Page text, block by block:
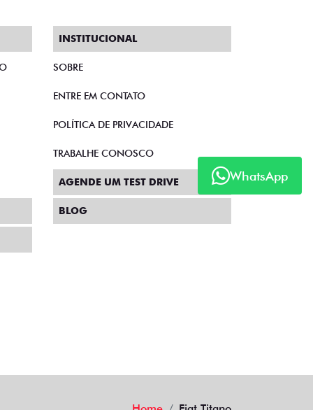
WhatsApp
INSTITUCIONAL
SOBRE
ENTRE EM CONTATO
POLÍTICA DE PRIVACIDADE
TRABALHE CONOSCO
AGENDE UM TEST DRIVE
BLOG